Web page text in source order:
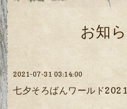
お知
2021-07-31 03:14:00
七夕そろばんワールド